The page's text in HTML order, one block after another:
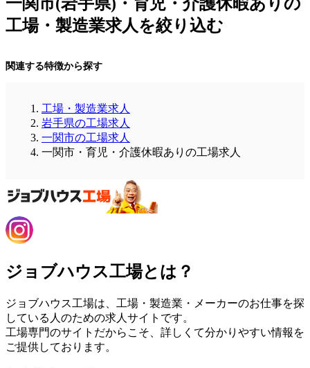
工場・製造業求人を絞り込む
関連する特徴から探す
工場・製造業求人
岩手県の工場求人
一関市の工場求人
一関市・育児・介護休暇ありの工場求人
ジョブハウス工場とは？
ジョブハウス工場は、工場・製造業・メーカーのお仕事を探
している人のための求人サイトです。
工場専門のサイトだからこそ、詳しくて分かりやすい情報を
ご提供しております。